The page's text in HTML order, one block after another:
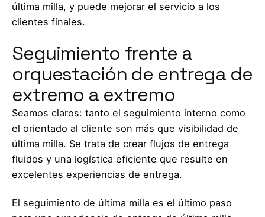
última milla, y puede mejorar el servicio a los
clientes finales.
Seguimiento frente a
orquestación de entrega de
extremo a extremo
Seamos claros: tanto el seguimiento interno como
el orientado al cliente son más que visibilidad de
última milla. Se trata de crear flujos de entrega
fluidos y una logística eficiente que resulte en
excelentes experiencias de entrega.
El seguimiento de última milla es el último paso